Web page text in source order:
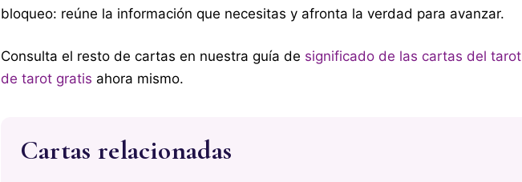
bloqueo: reúne la información que necesitas y afronta la verdad para avanzar.
Consulta el resto de cartas en nuestra guía de significado de las cartas del tarot
de tarot gratis ahora mismo.
Cartas relacionadas